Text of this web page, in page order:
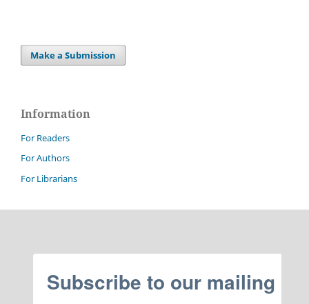
Make a Submission
Information
For Readers
For Authors
For Librarians